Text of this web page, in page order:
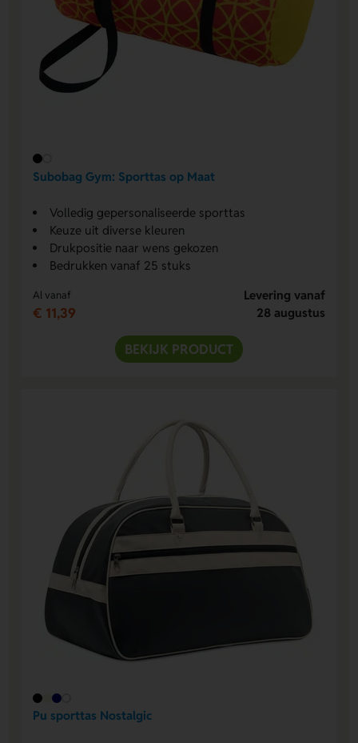
Subobag Gym: Sporttas op Maat
Volledig gepersonaliseerde sporttas
Keuze uit diverse kleuren
Drukpositie naar wens gekozen
Bedrukken vanaf 25 stuks
Al vanaf
€ 11,39
Levering vanaf
28 augustus
BEKIJK PRODUCT
Pu sporttas Nostalgic